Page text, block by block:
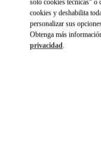
solo cookies técnicas" o
cookies y deshabilita
personalizar sus
Obtenga más
privacidad.